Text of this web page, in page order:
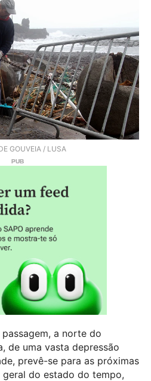
GOUVEIA / LUSA
a norte do
de uma vasta depressão
prevê-se para as próximas
do estado do tempo,